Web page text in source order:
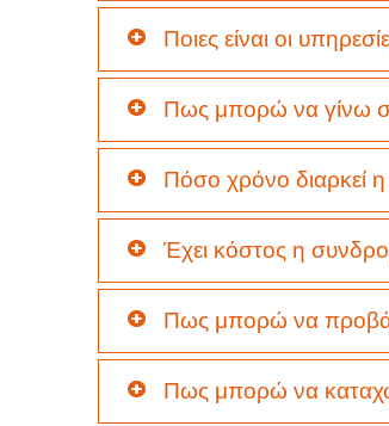
Ποιες είναι οι
Πως μπορώ να γίνω
Πόσο χρόνο διαρκεί
Έχει κόστος η
Πως μπορώ να
Πως μπορώ να